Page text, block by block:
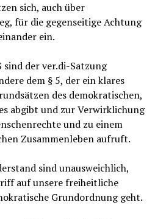
sich, auch über
für die gegenseitige Achtung
ein.
sind der ver.di-Satzung
dem § 5, der ein klares
des demokratischen,
abgibt und zur Verwirklichung
und zu einem
Zusammenleben aufruft.
sind unausweichlich,
auf unsere freiheitliche
Grundordnung geht.